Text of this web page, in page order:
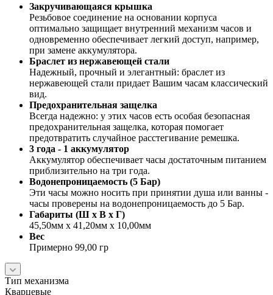
Закручивающаяся крышка
Резьбовое соединение на основании корпуса
оптимально защищает внутренний механизм часов и
одновременно обеспечивает легкий доступ, например,
при замене аккумулятора.
Браслет из нержавеющей стали
Надежный, прочный и элегантный: браслет из
нержавеющей стали придает Вашим часам классический
вид.
Предохранительная защелка
Всегда надежно: у этих часов есть особая безопасная
предохранительная защелка, которая помогает
предотвратить случайное расстегивание ремешка.
3 года - 1 аккумулятор
Аккумулятор обеспечивает часы достаточным питанием
приблизительно на три года.
Водонепроницаемость (5 Бар)
Эти часы можно носить при принятии душа или ванны -
часы проверены на водонепроницаемость до 5 Бар.
Габариты (Ш x В x Г)
45,50мм x 41,20мм x 10,00мм
Вес
Примерно 99,00 гр
Тип механизма
Кварцевые